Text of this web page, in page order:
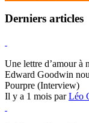
Derniers articles
Une lettre d’amour à
Edward Goodwin
Pourpre (Interview)
Il y a 1 mois parLéo